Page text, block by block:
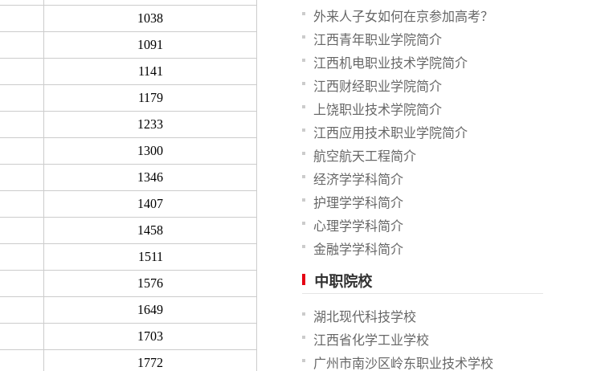
1038
1091
1141
1179
1233
1300
1346
1407
1458
1511
1576
1649
1703
1772
外来人子女如何在京参加高考？
江西青年职业学院简介
江西机电职业技术学院简介
江西财经职业学院简介
上饶职业技术学院简介
江西应用技术职业学院简介
航空航天工程简介
经济学学科简介
护理学学科简介
心理学学科简介
金融学学科简介
中职院校
湖北现代科技学校
江西省化学工业学校
广州市南沙区岭东职业技术学校